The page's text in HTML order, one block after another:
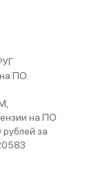
ПО.
на ПО
за